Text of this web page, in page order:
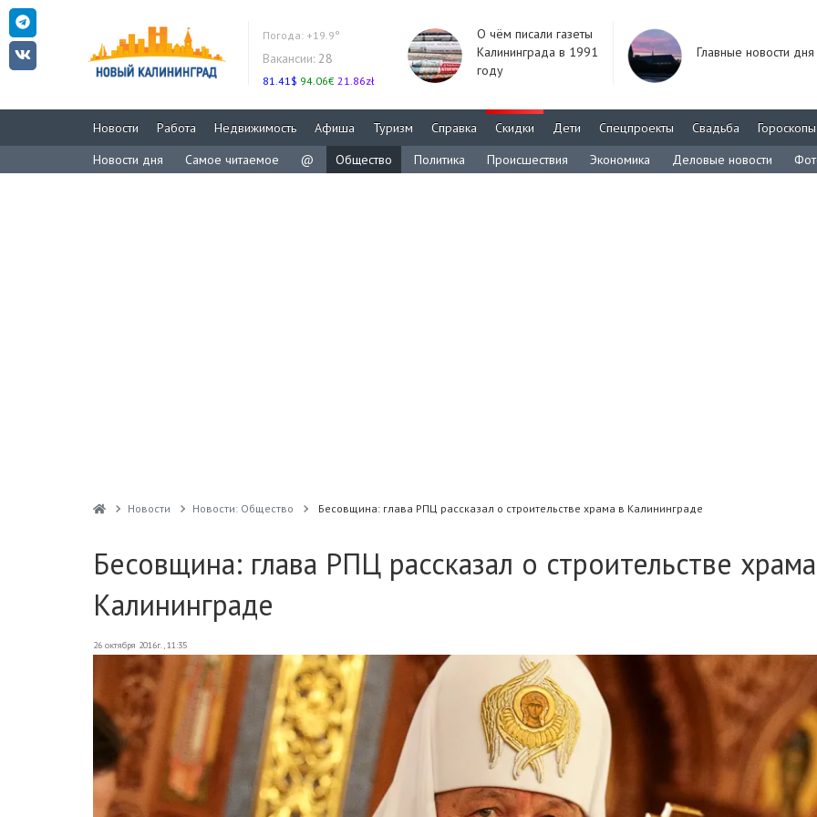
Погода: +19.9°
Вакансии: 28
81.41$ 94.06€ 21.86zł
О чём писали газеты
Калининграда в 1991
году
Главные новости дня
Новости Работа Недвижимость Афиша Туризм Справка Скидки Дети Спецпроекты Свадьба
Гороскопы
Новости дня
Самое читаемое @ Общество Политика Происшествия Экономика Деловые новости
Новости Новости: Общество Бесовщина: глава РПЦ рассказал о строительстве храма в Калининграде
Бесовщина: глава РПЦ рассказал о строительстве
Калининграде
26 октября 2016г., 11:35